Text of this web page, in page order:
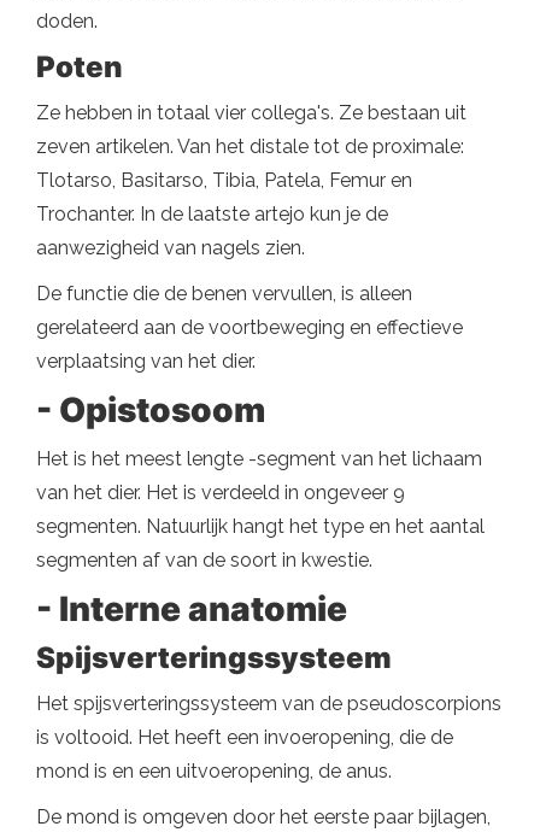
doden.
Poten
Ze hebben in totaal vier collega's. Ze bestaan ​​uit
zeven artikelen. Van het distale tot de proximale:
Tlotarso, Basitarso, Tibia, Patela, Femur en
Trochanter. In de laatste artejo kun je de
aanwezigheid van nagels zien.
De functie die de benen vervullen, is alleen
gerelateerd aan de voortbeweging en effectieve
verplaatsing van het dier.
- Opistosoom
Het is het meest lengte -segment van het lichaam
van het dier. Het is verdeeld in ongeveer 9
segmenten. Natuurlijk hangt het type en het aantal
segmenten af ​​van de soort in kwestie.
- Interne anatomie
Spijsverteringssysteem
Het spijsverteringssysteem van de pseudoscorpions
is voltooid. Het heeft een invoeropening, die de
mond is en een uitvoeropening, de anus.
De mond is omgeven door het eerste paar bijlagen,